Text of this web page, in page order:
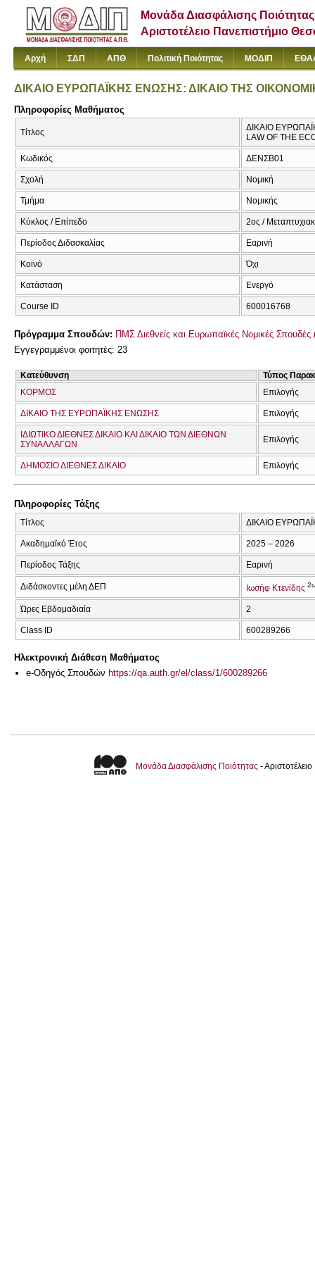
Μονάδα Διασφάλισης Ποιότητας
Αριστοτέλειο Πανεπιστήμιο
Αρχή ΣΔΠ ΑΠΘ Πολιτική Ποιότητας ΜΟΔΙΠ
ΔΙΚΑΙΟ ΕΥΡΩΠΑΪΚΗΣ ΕΝΩΣΗΣ: ΔΙΚΑΙΟ ΤΗΣ
Πληροφορίες Μαθήματος
Τίτλος
ΔΙΚΑΙΟ
LAW OF THE
Κωδικός ΔΕΝΣΒ01
Σχολή Νομική
Τμήμα Νομικής
Κύκλος / Επίπεδο 2ος /
Περίοδος Διδασκαλίας Εαρινή
Κοινό Όχι
Κατάσταση Ενεργό
Course ID 600016768
Πρόγραμμα Σπουδών: ΠΜΣ Διεθνείς και Ευρωπαϊκές Νομικές
Εγγεγραμμένοι φοιτητές: 23
Κατεύθυνση
Τύπος
ΚΟΡΜΟΣ
Επιλογής
ΔΙΚΑΙΟ ΤΗΣ ΕΥΡΩΠΑΪΚΗΣ ΕΝΩΣΗΣ Επιλογής
ΙΔΙΩΤΙΚΟ ΔΙΕΘΝΕΣ ΔΙΚΑΙΟ ΚΑΙ ΔΙΚΑΙΟ ΤΩΝ ΔΙΕΘΝΩΝ
ΣΥΝΑΛΛΑΓΩΝ
Επιλογής
ΔΗΜΟΣΙΟ ΔΙΕΘΝΕΣ ΔΙΚΑΙΟ Επιλογής
Πληροφορίες Τάξης
Τίτλος ΔΙΚΑΙΟ
Ακαδημαϊκό Έτος 2025 – 2026
Περίοδος Τάξης Εαρινή
Διδάσκοντες μέλη ΔΕΠ Ιωσήφ Κτενίδης
Ώρες Εβδομαδιαία 2
Class ID 600289266
Ηλεκτρονική Διάθεση Μαθήματος
e-Οδηγός Σπουδών https://qa.auth.gr/el/class/1/600289266
Μονάδα Διασφάλισης Ποιότητας -